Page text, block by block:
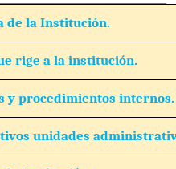
de la Institución.
rige a la institución.
y procedimientos internos.
unidades